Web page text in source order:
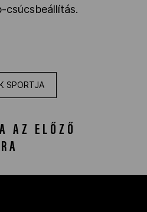
csúcsbeállítás.
SPORTJA
AZ ELŐZŐ